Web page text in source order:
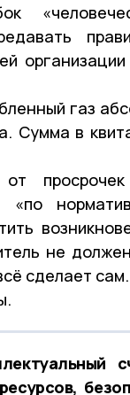
газ
Сумма в
«по
не
сделает